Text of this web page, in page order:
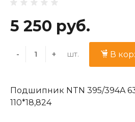
5 250 руб.
- + шт. В
Подшипник NTN 395/394A
110*18,824